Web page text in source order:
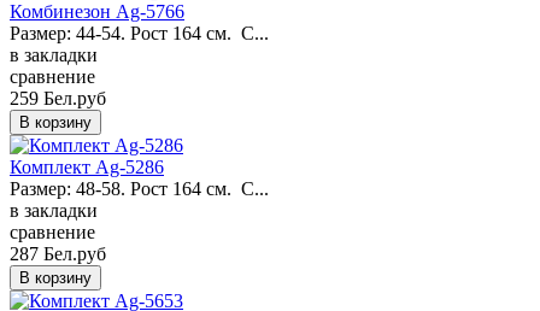
Комбинезон Ag-5766
Размер: 44-54. Рост 164 см. С...
в закладки
сравнение
259 Бел.руб
Комплект Ag-5286
Размер: 48-58. Рост 164 см. С...
в закладки
сравнение
287 Бел.руб